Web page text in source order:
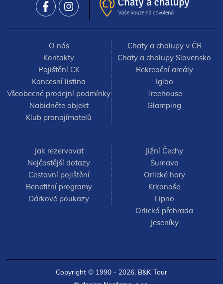
O nás
Kontakty
Pojištění CK
Koncesní listina
Všeobecné prodejní podmínky
Nabidněte objekt
Klub pronajímatelů
Chaty a chalupy v ČR
Chaty a chalupy Slovensko
Rekreační areály
Igloo
Treehouse
Glamping
Jak rezervovat
Nejčastější dotazy
Cestovní pojištění
Benefitní programy
Dárkové poukazy
Jižní Čechy
Šumava
Orlické hory
Krkonoše
Lipno
Orlická přehrada
Jeseníky
Copyright © 1990 - 2026, B&K Tour